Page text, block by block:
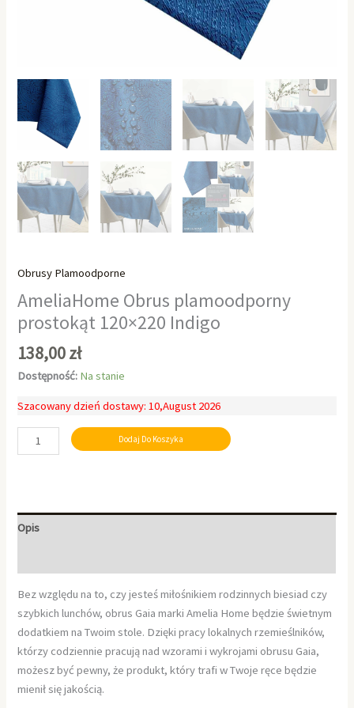
Obrusy Plamoodporne
AmeliaHome Obrus plamoodporny
prostokąt 120×220 Indigo
138,00zł
Dostępność: Na stanie
Szacowany dzień dostawy: 10,August 2026
Dodaj Do Koszyka
Opis
Bez względu na to, czy jesteś miłośnikiem rodzinnych biesiad czy
szybkich lunchów, obrus Gaia marki Amelia Home będzie świetnym
dodatkiem na Twoim stole. Dzięki pracy lokalnych rzemieślników,
którzy codziennie pracują nad wzorami i wykrojami obrusu Gaia,
możesz być pewny, że produkt, który trafi w Twoje ręce będzie
mienił się jakością.